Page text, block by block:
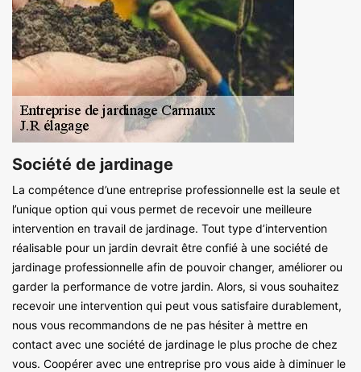
Société de jardinage
La compétence d’une entreprise professionnelle est la seule et
l’unique option qui vous permet de recevoir une meilleure
intervention en travail de jardinage. Tout type d’intervention
réalisable pour un jardin devrait être confié à une société de
jardinage professionnelle afin de pouvoir changer, améliorer ou
garder la performance de votre jardin. Alors, si vous souhaitez
recevoir une intervention qui peut vous satisfaire durablement,
nous vous recommandons de ne pas hésiter à mettre en
contact avec une société de jardinage le plus proche de chez
vous. Coopérer avec une entreprise pro vous aide à diminuer le